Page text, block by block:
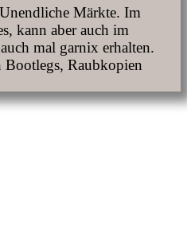
Märkte. Im
kann aber auch im
mal garnix erhalten.
Raubkopien